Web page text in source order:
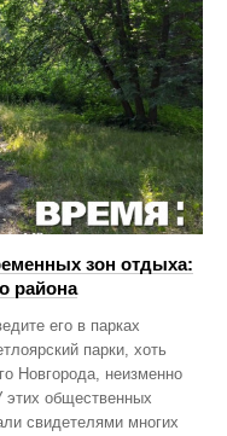
зон отдыха:
района
его в парках
парки, хоть
Новгорода, неизменно
этих общественных
свидетелями многих